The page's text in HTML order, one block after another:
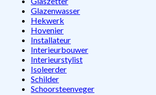
Glazenwasser
Hekwerk
Hovenier
Installateur
Interieurbouwer
Interieurstylist
Isoleerder
Schilder
Schoorsteenveger